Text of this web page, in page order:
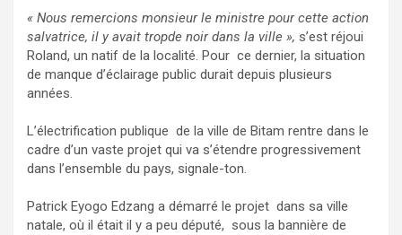
« Nous remercions monsieur le ministre pour cette action
salvatrice, il y avait tropde noir dans la ville », s’est réjoui
Roland, un natif de la localité. Pour ce dernier, la situation
de manque d’éclairage public durait depuis plusieurs
années.
L’électrification publique de la ville de Bitam rentre dans le
cadre d’un vaste projet qui va s’étendre progressivement
dans l’ensemble du pays, signale-ton.
Patrick Eyogo Edzang a démarré le projet dans sa ville
natale, où il était il y a peu député, sous la bannière de